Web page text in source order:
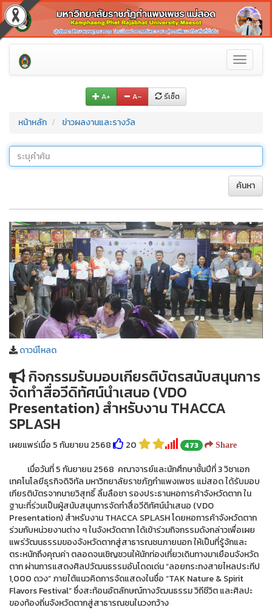
Toggle
A+ A– รีเซ็ต
หน้าหลัก ข่าวผลงานและรางวัล
ค้นหา
ดาวน์โหลด
กิจกรรมรับมอบเกียรติบัตรสนับสนุนการ
จัดทำสื่อวีดิทัศน์นำเสนอ (VDO
Presentation) สำหรับงาน THACCA
SPLASH
เผยแพร่เมื่อ 5 กันยายน 2568 20 473 Share
เมื่อวันที่ 5 กันยายน 2568 คณาจารย์และนักศึกษาชั้นปีที่ 3 วิชาเอก
เทคโนโลยีธุรกิจดิจิทัล มหาวิทยาลัยราชภัฏกำแพงเพชร แม่สอด ได้รับมอบ
เกียรติบัตรจากนายวิสุทธิ์ ลิ้มลือชา รองประธานหอการค้าจังหวัดตาก ใน
ฐานะที่ร่วมเป็นผู้สนับสนุนการจัดทำสื่อวีดิทัศน์นำเสนอ (VDO
Presentation) สำหรับงาน THACCA SPLASH โดยหอการค้าจังหวัดตาก
ร่วมกับหน่วยงานต่าง ๆ ในจังหวัดตาก ได้เข้าร่วมกิจกรรมดังกล่าวเพื่อเผย
แพร่วัฒนธรรมของจังหวัดตากสู่สาธารณชนภายนอก ให้เป็นที่รู้จักและ
ตระหนักถึงคุณค่า ตลอดจนเชิญชวนให้นักท่องเที่ยวเดินทางมาเยือนจังหวัด
ตาก ผ่านการแสดงศิลปวัฒนธรรมอันโดดเด่น “ลอยกระทงสายไหลประทีป
1,000 ดวง” ภายใต้แนวคิดการจัดแสดงในชื่อ “TAK Nature & Spirit
Flavors Festival” ซึ่งสะท้อนอัตลักษณ์ทางวัฒนธรรม วิถีชีวิต และศิลปะ
ของท้องถิ่นจังหวัดตากสู่สาธารณชนในวงกว้าง